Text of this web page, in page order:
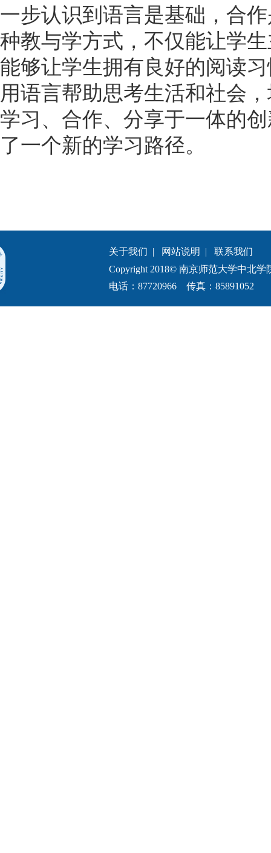
一步认识到语言是基础，合
种教与学方式，不仅能让学
能够让学生拥有良好的阅读
用语言帮助思考生活和社会
学习、合作、分享于一体的
了一个新的学习路径。
关于我们 | 网站说明 | 联系我们
Copyright 2018© 南京师范大学中北学
电话：87720966 传真：85891052